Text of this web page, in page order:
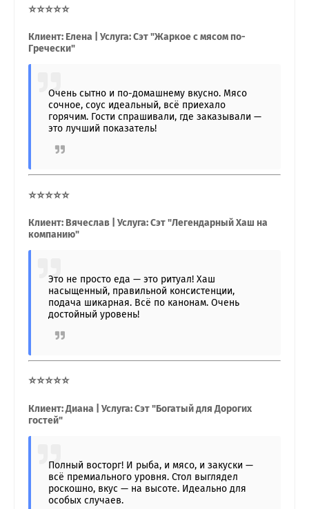
⭐⭐⭐⭐⭐
Клиент: Елена | Услуга: Сэт "Жаркое с мясом по-
Гречески"
Очень сытно и по-домашнему вкусно. Мясо
сочное, соус идеальный, всё приехало
горячим. Гости спрашивали, где заказывали —
это лучший показатель!
⭐⭐⭐⭐⭐
Клиент: Вячеслав | Услуга: Сэт "Легендарный Хаш на
компанию"
Это не просто еда — это ритуал! Хаш
насыщенный, правильной консистенции,
подача шикарная. Всё по канонам. Очень
достойный уровень!
⭐⭐⭐⭐⭐
Клиент: Диана | Услуга: Сэт "Богатый для Дорогих
гостей"
Полный восторг! И рыба, и мясо, и закуски —
всё премиального уровня. Стол выглядел
роскошно, вкус — на высоте. Идеально для
особых случаев.